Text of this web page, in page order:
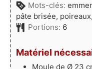
Mots-clés:
pâte brisée,
Portions: 6
Matériel
Moule de Ø 23